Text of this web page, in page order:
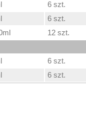
6 szt.
6 szt.
12 szt.
6 szt.
6 szt.